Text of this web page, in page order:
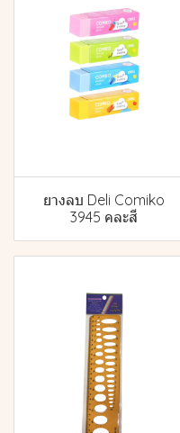
ยางลบ Deli Comiko
3945 คละสี